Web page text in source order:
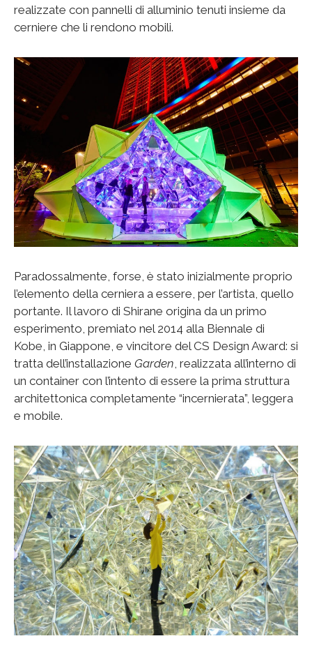
realizzate con pannelli di alluminio tenuti insieme da
cerniere che li rendono mobili.
Paradossalmente, forse, è stato inizialmente proprio
l’elemento della cerniera a essere, per l’artista, quello
portante. Il lavoro di Shirane origina da un primo
esperimento, premiato nel 2014 alla Biennale di
Kobe, in Giappone, e vincitore del CS Design Award: si
tratta dell’installazione Garden , realizzata all’interno di
un container con l’intento di essere la prima struttura
architettonica completamente “incernierata”, leggera
e mobile.